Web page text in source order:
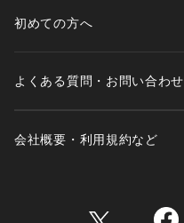
初めての方へ
よくある質問・お問い合わせ
会社概要・利用規約など